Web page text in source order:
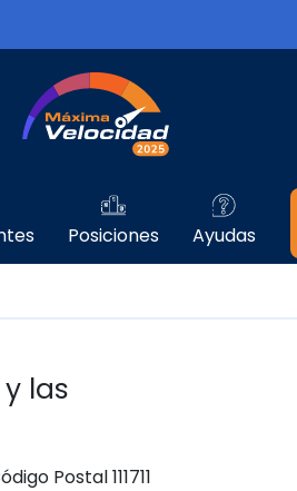
del Ministerio TIC
Posiciones Ayudas
las
Postal 111711